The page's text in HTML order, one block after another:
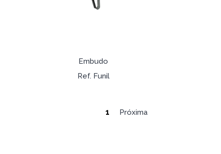
Embudo
Ref. Funil
1 Próxima